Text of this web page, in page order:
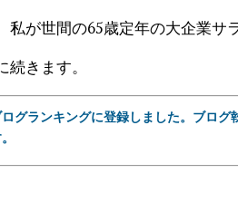
私が世間の65歳定年の大企業サ
続きます。
ログランキングに登録しました。ブロ